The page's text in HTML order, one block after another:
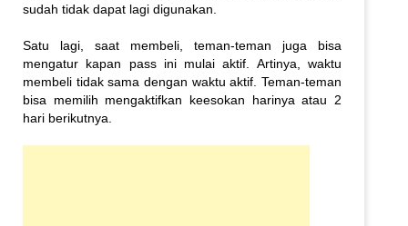
sudah tidak dapat lagi digunakan.
Satu lagi, saat membeli, teman-teman juga bisa
mengatur kapan pass ini mulai aktif. Artinya, waktu
membeli tidak sama dengan waktu aktif. Teman-teman
bisa memilih mengaktifkan keesokan harinya atau 2
hari berikutnya.